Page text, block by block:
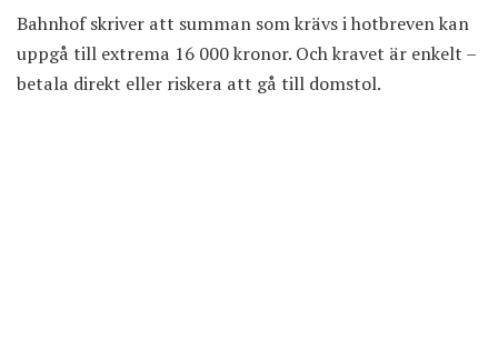
Bahnhof skriver att summan som krävs i hotbreven kan
uppgå till extrema 16 000 kronor. Och kravet är enkelt –
betala direkt eller riskera att gå till domstol.